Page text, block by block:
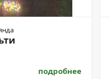
подробнее